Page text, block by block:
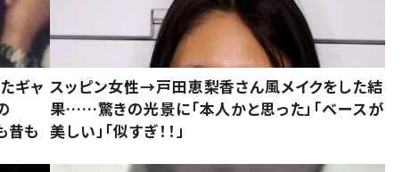
ギャ
昔も
スッピン女性→戸田恵梨香さん風メイクをした結
果……驚きの光景に「本人かと思った」「ベースが
美しい」「似すぎ！！」